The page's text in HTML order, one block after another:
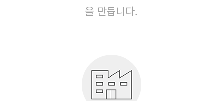
을 만듭니다.